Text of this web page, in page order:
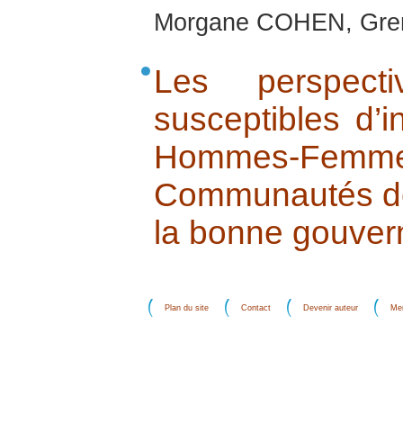
Morgane COHEN,
Les
susceptibles
Hommes-
Communautés
la bonne
Plan du site Contact Devenir auteur